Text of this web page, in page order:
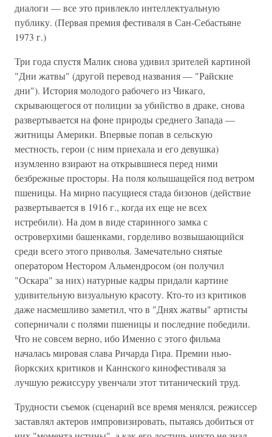
диалоги — все это привлекло интеллектуальную
публику. (Первая премия фестиваля в Сан-Себастьяне
1973 г.)
Три года спустя Малик снова удивил зрителей картиной
"Дни жатвы" (другой перевод названия — "Райские
дни"). История молодого рабочего из Чикаго,
скрывающегося от полиции за убийство в драке, снова
развертывается на фоне природы среднего Запада —
житницы Америки. Впервые попав в сельскую
местность, герои (с ним приехала и его девушка)
изумленно взирают на открывшиеся перед ними
безбрежные просторы. На поля колышащейся под ветром
пшеницы. На мирно пасущиеся стада бизонов (действие
развертывается в 1916 г., когда их еще не всех
истребили). На дом в виде старинного замка с
островерхими башенками, горделиво возвышающийся
среди всего этого приволья. Замечательно снятые
оператором Нестором Альмендросом (он получил
"Оскара" за них) натурные кадры придали картине
удивительную визуальную красоту. Кто-то из критиков
даже насмешливо заметил, что в "Днях жатвы" артисты
соперничали с полями пшеницы и последние победили.
Что не совсем верно, ибо Именно с этого фильма
началась мировая слава Ричарда Гира. Премии нью-
йоркских критиков и Каннского кинофестиваля за
лучшую режиссуру увенчали этот титанический труд.
Трудности съемок (сценарий все время менялся, режиссер
заставлял актеров импровизировать, пытаясь добиться от